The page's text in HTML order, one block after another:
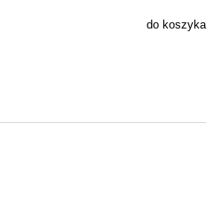
do koszyka